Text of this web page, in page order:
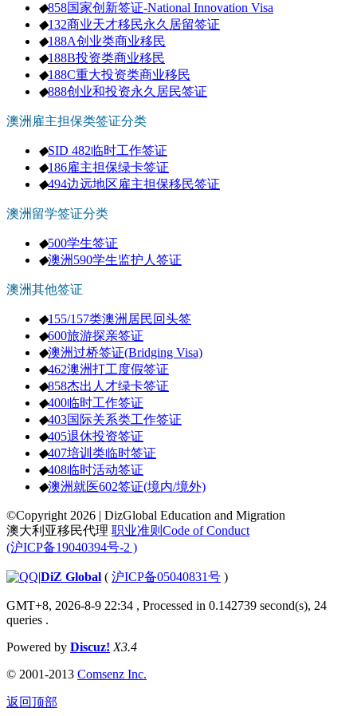
◆858国家创新签证-National Innovation Visa
◆132商业天才移民永久居留签证
◆188A创业类商业移民
◆188B投资类商业移民
◆188C重大投资类商业移民
◆888创业和投资永久居民签证
澳洲雇主担保类签证分类
◆SID 482临时工作签证
◆186雇主担保绿卡签证
◆494边远地区雇主担保移民签证
澳洲留学签证分类
◆500学生签证
◆澳洲590学生监护人签证
澳洲其他签证
◆155/157类澳洲居民回头签
◆600旅游探亲签证
◆澳洲过桥签证(Bridging Visa)
◆462澳洲打工度假签证
◆858杰出人才绿卡签证
◆400临时工作签证
◆403国际关系类工作签证
◆405退休投资签证
◆407培训类临时签证
◆408临时活动签证
◆澳洲就医602签证(境内/境外)
©Copyright 2026 | DizGlobal Education and Migration
澳大利亚移民代理 职业准则Code of Conduct
(沪ICP备19040394号-2 )
|DiZ Global ( 沪ICP备05040831号 )
GMT+8, 2026-8-9 22:34 , Processed in 0.142739 second(s), 24
queries .
Powered by Discuz! X3.4
© 2001-2013 Comsenz Inc.
返回顶部